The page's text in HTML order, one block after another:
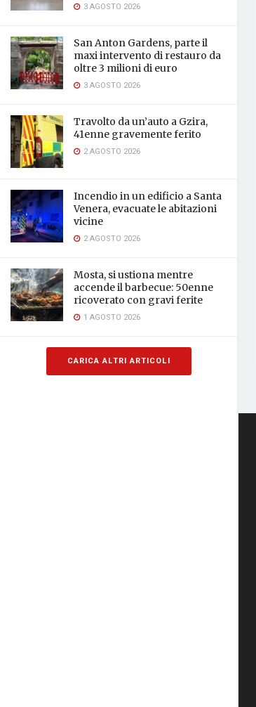
3 AGOSTO 2026
San Anton Gardens, parte il
maxi intervento di restauro da
oltre 3 milioni di euro
3 AGOSTO 2026
Travolto da un’auto a Gzira,
41enne gravemente ferito
2 AGOSTO 2026
Incendio in un edificio a Santa
Venera, evacuate le abitazioni
vicine
2 AGOSTO 2026
Mosta, si ustiona mentre
accende il barbecue: 50enne
ricoverato con gravi ferite
1 AGOSTO 2026
CARICA ALTRI ARTICOLI